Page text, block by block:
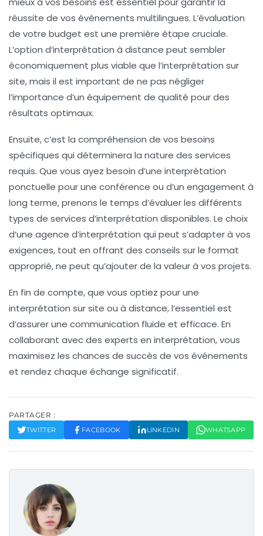
réussite de vos événements multilingues. L’évaluation
de votre budget est une première étape cruciale.
L’option d’interprétation à distance peut sembler
économiquement plus viable que l’interprétation sur
site, mais il est important de ne pas négliger
l’importance d’un équipement de qualité pour des
résultats optimaux.
Ensuite, c’est la compréhension de vos besoins
spécifiques qui déterminera la nature des services
requis. Que vous ayez besoin d’une interprétation
ponctuelle pour une conférence ou d’un engagement à
long terme, prenons le temps d’évaluer les différents
types de services d’interprétation disponibles. Le choix
d’une agence d’interprétation qui peut s’adapter à vos
exigences, tout en offrant des conseils sur le format
approprié, ne peut qu’ajouter de la valeur à vos projets.
En fin de compte, que vous optiez pour une
interprétation sur site ou à distance, l’essentiel est
d’assurer une communication fluide et efficace. En
collaborant avec des experts en interprétation, vous
maximisez les chances de succès de vos événements
et rendez chaque échange significatif.
PARTAGER :
TWITTER FACEBOOK LINKEDIN WHATSAPP